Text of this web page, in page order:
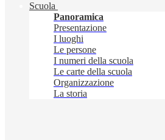
Scuola
Panoramica
Presentazione
I luoghi
Le persone
I numeri della scuola
Le carte della scuola
Organizzazione
La storia